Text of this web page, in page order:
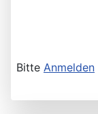
Bitte Anmelden